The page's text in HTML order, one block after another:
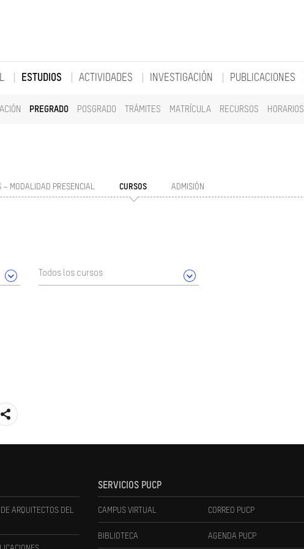
ESTUDIOS
PREGRADO POSGRADO TRÁMITES MATRÍCULA RECURSOS HORARIOS
ACTIVIDADES INVESTIGACIÓN PUBLICACIONES
– MODALIDAD PRESENCIAL CURSOS ADMISIÓN
Todos los cursos
ARQUITECTOS DEL
SERVICIOS PUCP
CAMPUS VIRTUAL CORREO PUCP
BIBLIOTECA AGENDA PUCP